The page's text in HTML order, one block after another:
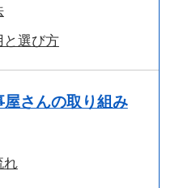
選び方
さんの取り組み
れ